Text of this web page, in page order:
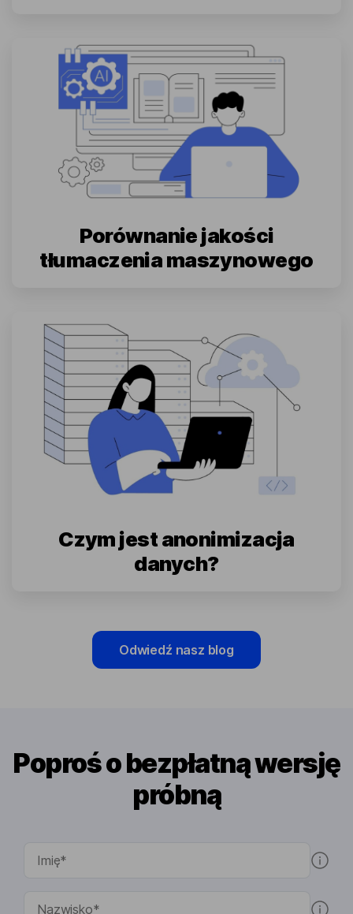
Porównanie jakości
tłumaczenia maszynowego
Czym jest anonimizacja
danych?
Odwiedź nasz blog
Poproś o bezpłatną wersję
próbną